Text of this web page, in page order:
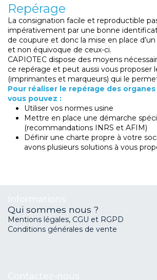
Repérage
La consignation facile et reproductible
impérativement par une bonne
de coupure et donc la mise en place
et non équivoque de ceux-ci.
CAPIOTEC dispose des moyens
ce repérage et peut aussi vous proposer
(imprimantes et marqueurs) qui le
Pour réaliser le repérage des
vous pouvez :
Utiliser vos normes usine
Mettre en place une démarche
(recommandations INRS et AFIM)
Définir une charte propre à votre
avons plusieurs solutions à vous
Qui sommes nous ?
Mentions légales, CGU et RGPD
Conditions générales de vente